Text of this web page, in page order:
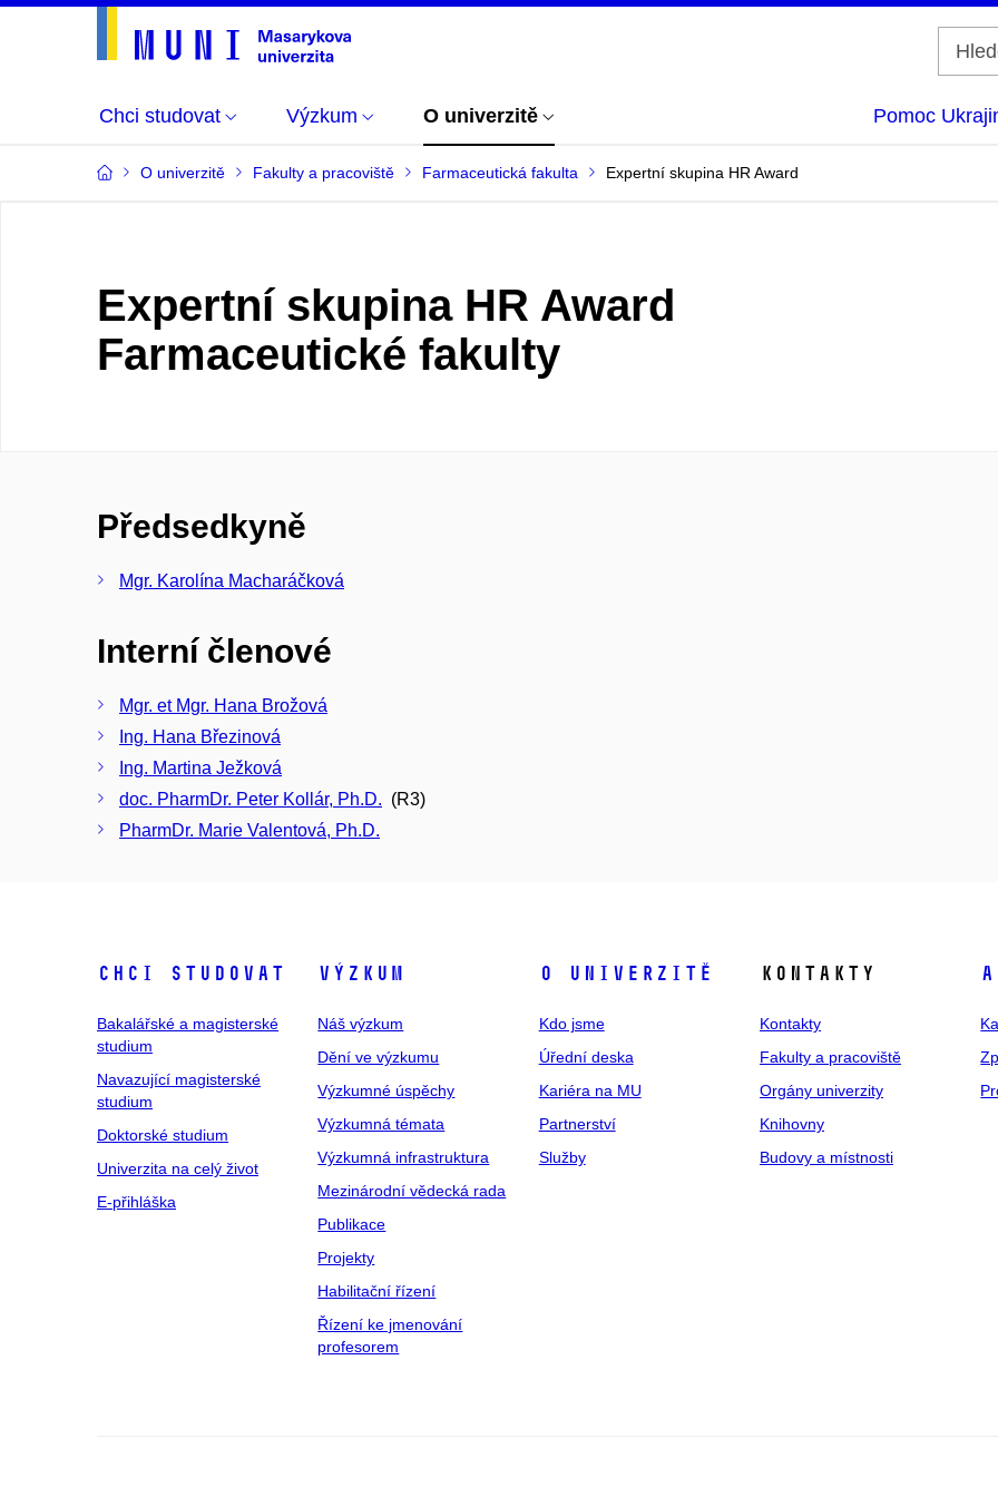
Chci studovat Výzkum O univerzitě Pomoc
O univerzitě Fakulty a pracoviště Farmaceutická fakulta Expertní skupina HR Award
Expertní skupina HR Award
Farmaceutické fakulty
Předsedkyně
Mgr. Karolína Macharáčková
Interní členové
Mgr. et Mgr. Hana Brožová
Ing. Hana Březinová
Ing. Martina Ježková
doc. PharmDr. Peter Kollár, Ph.D. (R3)
PharmDr. Marie Valentová, Ph.D.
Chci studovat
Bakalářské a magisterské
studium
Navazující magisterské
studium
Doktorské studium
Univerzita na celý život
E-přihláška
Výzkum
Náš výzkum
Dění ve výzkumu
Výzkumné úspěchy
Výzkumná témata
Výzkumná infrastruktura
Mezinárodní vědecká rada
Publikace
Projekty
Habilitační řízení
Řízení ke jmenování
profesorem
O univerzitě
Kdo jsme
Úřední deska
Kariéra na MU
Partnerství
Služby
Kontakty
Kontakty
Fakulty a pracoviště
Orgány univerzity
Knihovny
Budovy a místnosti